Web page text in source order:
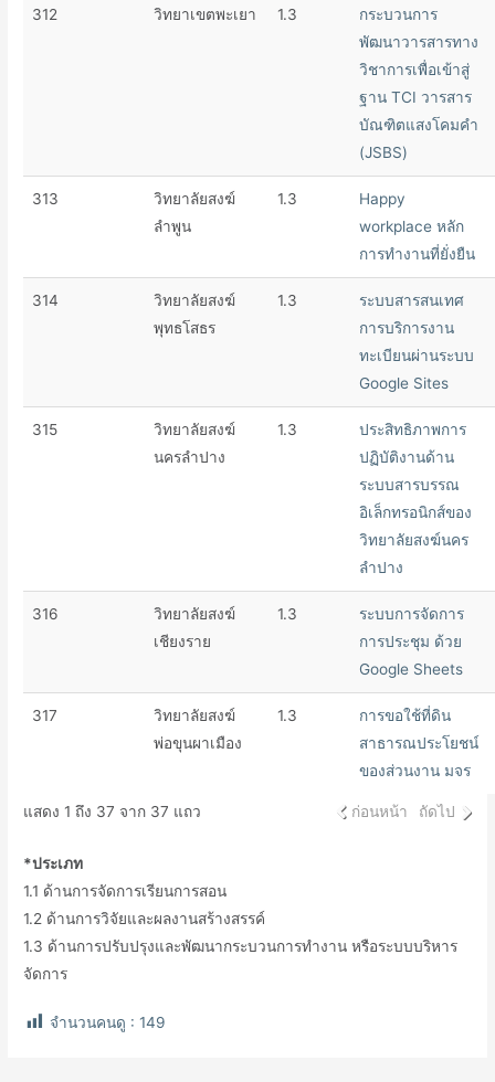
312 วิทยาเขตพะเยา 1.3
กระบวนการ
พัฒนาวารสารทาง
วิชาการเพื่อเข้าสู่
ฐาน TCI วารสาร
บัณฑิตแสงโคมคำ
(JSBS)
313
วิทยาลัยสงฆ์
ลำพูน
1.3
Happy
workplace หลัก
การทำงานที่ยั่งยืน
314
วิทยาลัยสงฆ์
พุทธโสธร
1.3
ระบบสารสนเทศ
การบริการงาน
ทะเบียนผ่านระบบ
Google Sites
315
วิทยาลัยสงฆ์
นครลำปาง
1.3
ประสิทธิภาพการ
ปฏิบัติงานด้าน
ระบบสารบรรณ
อิเล็กทรอนิกส์ของ
วิทยาลัยสงฆ์นคร
ลำปาง
316
วิทยาลัยสงฆ์
เชียงราย
1.3
ระบบการจัดการ
การประชุม ด้วย
Google Sheets
317
วิทยาลัยสงฆ์
พ่อขุนผาเมือง
1.3
การขอใช้ที่ดิน
สาธารณประโยชน์
ของส่วนงาน มจร
แสดง 1 ถึง 37 จาก 37 แถว ก่อนหน้า ถัดไป
*ประเภท
1.1 ด้านการจัดการเรียนการสอน
1.2 ด้านการวิจัยและผลงานสร้างสรรค์
1.3 ด้านการปรับปรุงและพัฒนากระบวนการทำงาน หรือระบบบริหาร
จัดการ
จำนวนคนดู : 149